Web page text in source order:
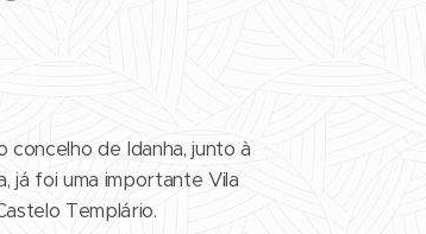
concelho de Idanha, junto à
já foi uma importante Vila
Templário.